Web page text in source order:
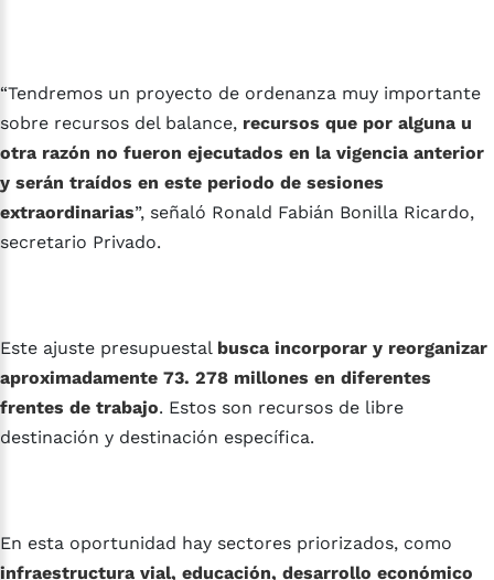
“Tendremos un proyecto de ordenanza muy importante
sobre recursos del balance, recursos que por alguna u
otra razón no fueron ejecutados en la vigencia anterior
y serán traídos en este periodo de sesiones
extraordinarias”, señaló Ronald Fabián Bonilla Ricardo,
secretario Privado.
Este ajuste presupuestal busca incorporar y reorganizar
aproximadamente 73. 278 millones en diferentes
frentes de trabajo. Estos son recursos de libre
destinación y destinación específica.
En esta oportunidad hay sectores priorizados, como
infraestructura vial, educación, desarrollo económico